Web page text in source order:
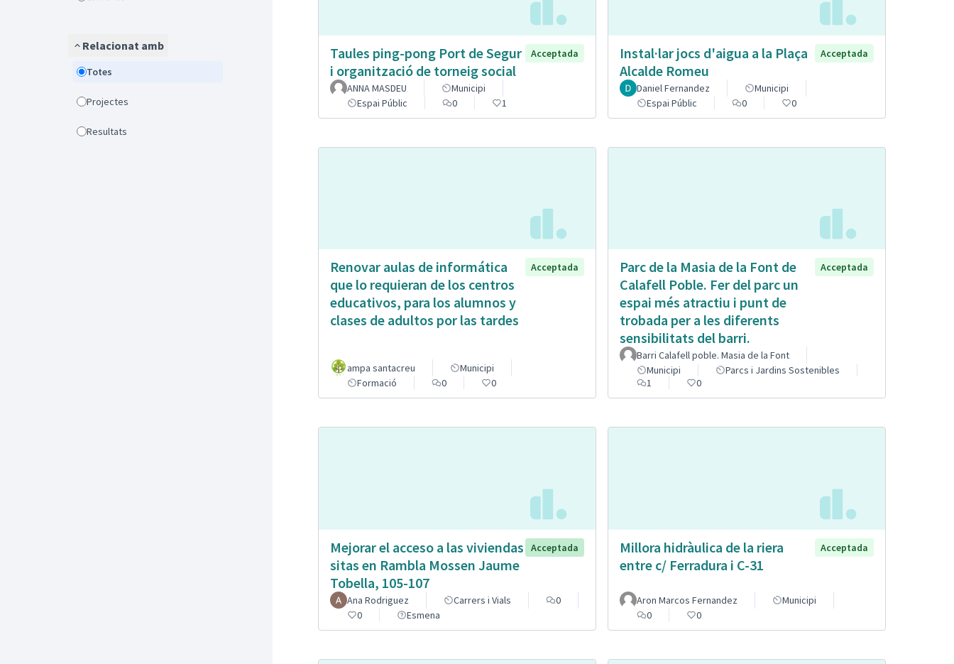
Relacionat amb
Totes
Projectes
Resultats
Taules ping-pong Port de Segur
i organització de torneig social
Acceptada
ANNA MASDEU
Municipi
Espai Públic
0 1
Instal·lar jocs d'aigua a la Plaça
Alcalde Romeu
Acceptada
Daniel Fernandez
Municipi
Espai Públic
0 0
Renovar aulas de informática
que lo requieran de los centros
educativos, para los alumnos y
clases de adultos por las tardes
Acceptada
ampa santacreu
Municipi
Formació
0 0
Parc de la Masia de la Font de
Calafell Poble. Fer del parc un
espai més atractiu i punt de
trobada per a les diferents
sensibilitats del barri.
Acceptada
Barri Calafell poble. Masia de la Font
Municipi
Parcs i Jardins Sostenibles
1
0
Mejorar el acceso a las viviendas
sitas en Rambla Mossen Jaume
Tobella, 105-107
Acceptada
Ana Rodriguez Carrers i Vials
0
0
Esmena
Millora hidràulica de la riera
entre c/ Ferradura i C-31
Acceptada
Aron Marcos Fernandez
Municipi
0
0